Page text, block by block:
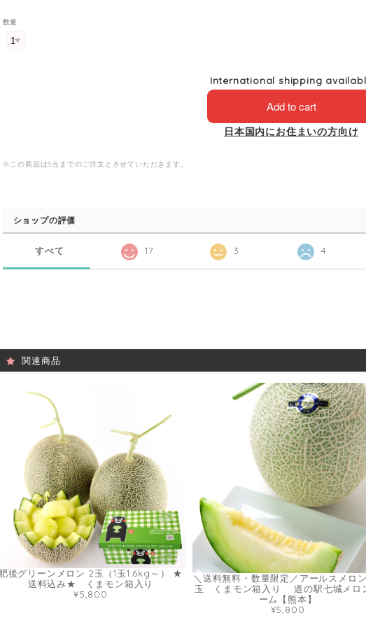
数量
International shipping
Add to cart
日本国内にお住まいの方向け
※この商品は5点までのご注文とさせていただきます。
ショップの評価
すべて 17 3 4
関連商品
肥後グリーンメロン 2玉（1玉1.6kg～） ★
送料込み★ くまモン箱入り
¥5,800
＼送料無料・数量限定／アールスメロ
玉 くまモン箱入り 道の駅七城メロ
ーム【熊本】
¥5,800